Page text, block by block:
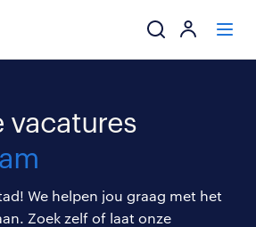
mijn carrière
vacatures
We helpen jou graag met het
Zoek zelf of laat onze